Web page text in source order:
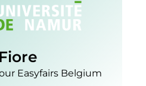
Easyfairs Belgium